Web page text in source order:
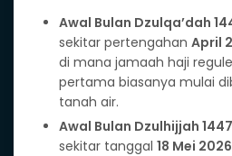
Awal Bulan Dzulqa’dah
sekitar pertengahan April
di mana jamaah haji
pertama biasanya mulai
tanah air.
Awal Bulan Dzulhijjah
sekitar tanggal 18 Mei 2026